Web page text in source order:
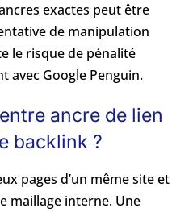
exactes peut être
de manipulation
le risque de pénalité
avec Google Penguin.
ancre de lien
backlink ?
pages d’un même site et
maillage interne. Une